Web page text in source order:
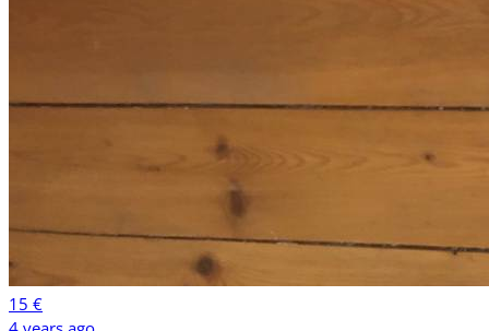
15 €